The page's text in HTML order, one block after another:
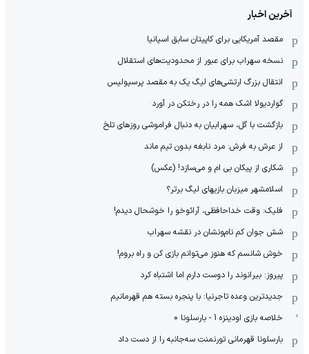
آخرین اخبار
مقصد آمریکایی برای کاپیتان سابق اسپانیا
نسخه سهراب برای عبور از محدودیت‌های استقلال
انتقال بزرگ ارتشی‌های لیگ یک به مقصد پرسپولیس
گواردیولا اشک همه را در رختکن در آورد
بازگشت با گل، سهرابیان به دنبال فراموشی روزهای تلخ
از عرش به فرش: مرد نابغه‌ بدون تیم ماند
شکاری از پیکان بی ام و می‌سازد! (عکس)
اسلامشهر میزبان بازیهای لیگ برتر؟
فلیک: وقت خداحافظی، آرائوخو را خوشحال دیدم!
شش جوان کم نام‌و‌نشان در نقشه سهراب
خوش شانسم که هنوز می‌توانم بازی کن و راه بروم!
پیروز: بیرانوند را دوست دارم اما اشتباه کرد
جدیدترین وعده تاجرنیا: با پنجره بسته هم قهرمانیم
خلاصه بازی اودینزه 1 - بارسلونا 0
بارسلونا قهرمانی تورنمنت سه‌جانبه را از دست داد